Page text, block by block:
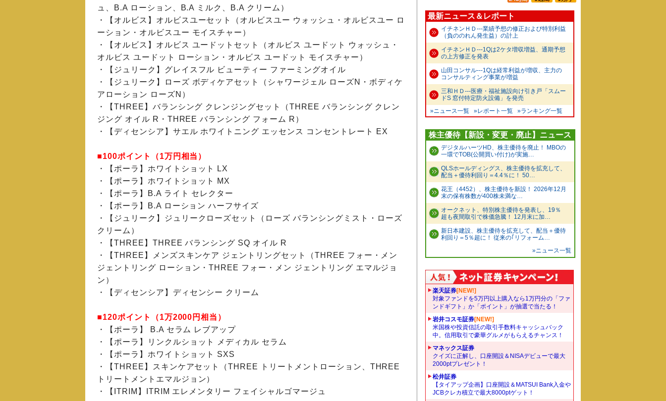
ュ、B.A ローション、B.A ミルク、B.A クリーム）
・【オルビス】オルビスユーセット（オルビスユー ウォッシュ・オルビスユー ロ
ーション・オルビスユー モイスチャー）
・【オルビス】オルビス ユードットセット（オルビス ユードット ウォッシュ・
オルビス ユードット ローション・オルビス ユードット モイスチャー）
・【ジュリーク】グレイスフル ビューティー ファーミングオイル
・【ジュリーク】ローズ ボディケアセット（シャワージェル ローズN・ボディケ
アローション ローズN）
・【THREE】バランシング クレンジングセット（THREE バランシング クレン
ジング オイル R・THREE バランシング フォーム R）
・【ディセンシア】サエル ホワイトニング エッセンス コンセントレート EX
■100ポイント（1万円相当）
・【ポーラ】ホワイトショット LX
・【ポーラ】ホワイトショット MX
・【ポーラ】B.A ライト セレクター
・【ポーラ】B.A ローション ハーフサイズ
・【ジュリーク】ジュリークローズセット（ローズ バランシングミスト・ローズ
クリーム）
・【THREE】THREE バランシング SQ オイル R
・【THREE】メンズスキンケア ジェントリングセット（THREE フォー・メン
ジェントリング ローション・THREE フォー・メン ジェントリング エマルジョ
ン）
・【ディセンシア】ディセンシー クリーム
■120ポイント（1万2000円相当）
・【ポーラ】 B.A セラム レブアップ
・【ポーラ】リンクルショット メディカル セラム
・【ポーラ】ホワイトショット SXS
・【THREE】スキンケアセット（THREE トリートメントローション、THREE
トリートメントエマルジョン）
・【ITRIM】ITRIM エレメンタリー フェイシャルゴマージュ
最新ニュース＆レポート
イチネンＨＤ---業績予想の修正および特別利益
（負ののれん発生益）の計上
イチネンＨＤ---1Qは2ケタ増収増益、通期予想
の上方修正を発表
山田コンサル---1Qは経常利益が増収、主力の
コンサルティング事業が増益
三和ＨＤ---医療・福祉施設向け引き戸「スムー
ドS 窓付特定防火設備」を発売
»ニュース一覧
»レポート一覧 »ランキング一覧
株主優待【新設・変更・廃止】ニュース
デジタルハーツHD、株主優待を廃止！ MBOの
一環でTOB(公開買い付け)が実施…
QLSホールディングス、株主優待を拡充して、
配当＋優待利回り＝4.4％に！ 50…
花王（4452）、株主優待を新設！ 2026年12月
末の保有株数が400株未満な…
オークネット、特別株主優待を発表し、19％
超も夜間取引で株価急騰！ 12月末に加…
新日本建設、株主優待を拡充して、配当＋優待
利回り＝5％超に！ 従来の｢リフォーム…
»ニュース一覧
楽天証券[NEW!]
対象ファンドを5万円以上購入なら1万円分の「ファ
ンドギフト」か「ポイント」が抽選で当たる！
岩井コスモ証券[NEW!]
米国株や投資信託の取引手数料キャッシュバック
中。信用取引で豪華グルメがもらえるチャンス！
マネックス証券
クイズに正解し、口座開設＆NISAデビューで最大
2000ptプレゼント！
松井証券
【タイアップ企画】口座開設＆MATSUI Bank入金や
JCBクレカ積立で最大8000ptゲット！